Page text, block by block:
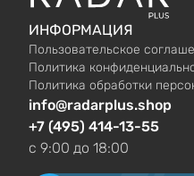
ИНФОРМАЦИЯ
Пользовательское
Политика
Политика обработки
info@radarplus.shop
+7 (495) 414-13-55
c 9:00 до 18:00